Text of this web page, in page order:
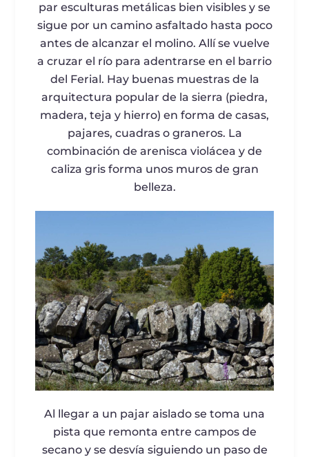
par esculturas metálicas bien visibles y se
sigue por un camino asfaltado hasta poco
antes de alcanzar el molino. Allí se vuelve
a cruzar el río para adentrarse en el barrio
del Ferial. Hay buenas muestras de la
arquitectura popular de la sierra (piedra,
madera, teja y hierro) en forma de casas,
pajares, cuadras o graneros. La
combinación de arenisca violácea y de
caliza gris forma unos muros de gran
belleza.
Al llegar a un pajar aislado se toma una
pista que remonta entre campos de
secano y se desvía siguiendo un paso de